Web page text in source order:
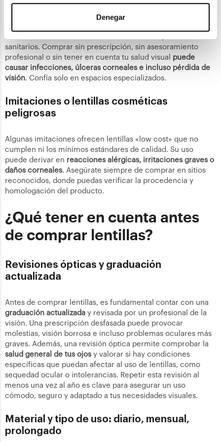
Denegar
Las lentillas no son accesorios estéticos: son productos
sanitarios. Comprar sin prescripción, sin asesoramiento
profesional o sin tener en cuenta tu salud visual puede
causar infecciones, úlceras corneales e incluso pérdida de
visión. Confía solo en espacios especializados.
Imitaciones o lentillas cosméticas
peligrosas
Algunas imitaciones ofrecen lentillas «low cost» que no
cumplen ni los mínimos estándares de calidad. Su uso
puede derivar en reacciones alérgicas, irritaciones graves o
daños corneales. Asegúrate siempre de comprar en sitios
reconocidos, donde puedas verificar la procedencia y
homologación del producto.
¿Qué tener en cuenta antes
de comprar lentillas?
Revisiones ópticas y graduación
actualizada
Antes de comprar lentillas, es fundamental contar con una
graduación actualizada y revisada por un profesional de la
visión. Una prescripción desfasada puede provocar
molestias, visión borrosa e incluso problemas oculares más
graves. Además, una revisión óptica permite comprobar la
salud general de tus ojosy valorar si hay condiciones
específicas que puedan afectar al uso de lentillas, como
sequedad ocular o intolerancias. Repetir esta revisión al
menos una vez al año es clave para asegurar un uso
cómodo, seguro y adaptado a tus necesidades visuales.
Material y tipo de uso: diario, mensual,
prolongado